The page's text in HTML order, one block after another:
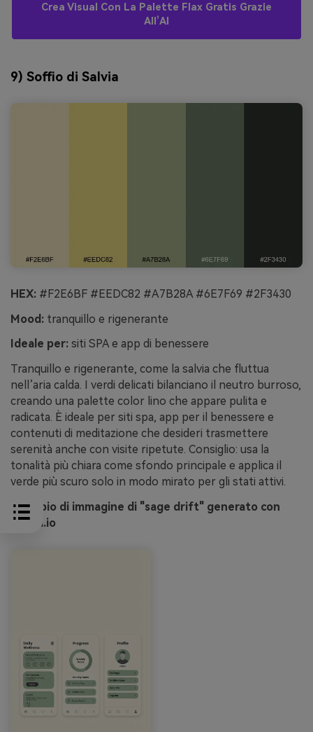
Crea Visual Con La Palette Flax Gratis Grazie
All’AI
9) Soffio di Salvia
HEX: #F2E6BF #EEDC82 #A7B28A #6E7F69 #2F3430
Mood: tranquillo e rigenerante
Ideale per: siti SPA e app di benessere
Tranquillo e rigenerante, come la salvia che fluttua
nell’aria calda. I verdi delicati bilanciano il neutro burroso,
creando una palette color lino che appare pulita e
radicata. È ideale per siti spa, app per il benessere e
contenuti di meditazione che desideri trasmettere
serenità anche con visite ripetute. Consiglio: usa la
tonalità più chiara come sfondo principale e applica il
verde più scuro solo in modo mirato per gli stati attivi.
Esempio di immagine di "sage drift" generato con
media.io